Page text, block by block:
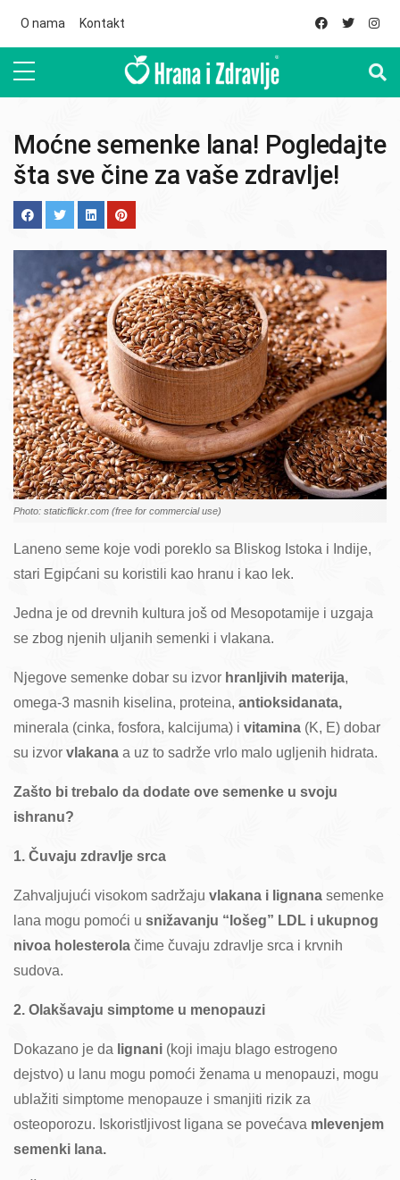
O nama Kontakt
Moćne semenke lana! Pogledajte
šta sve čine za vaše zdravlje!
Photo: staticflickr.com (free for commercial use)
Laneno seme koje vodi poreklo sa Bliskog Istoka i Indije,
stari Egipćani su koristili kao hranu i kao lek.
Jedna je od drevnih kultura još od Mesopotamije i uzgaja
se zbog njenih uljanih semenki i vlakana.
Njegove semenke dobar su izvor hranljivih materija,
omega-3 masnih kiselina, proteina, antioksidanata,
minerala (cinka, fosfora, kalcijuma) i vitamina (K, E) dobar
su izvor vlakana a uz to sadrže vrlo malo ugljenih hidrata.
Zašto bi trebalo da dodate ove semenke u svoju
ishranu?
1. Čuvaju zdravlje srca
Zahvaljujući visokom sadržaju vlakana i lignana semenke
lana mogu pomoći u snižavanju “lošeg” LDL i ukupnog
nivoa holesterola čime čuvaju zdravlje srca i krvnih
sudova.
2. Olakšavaju simptome u menopauzi
Dokazano je da lignani (koji imaju blago estrogeno
dejstvo) u lanu mogu pomoći ženama u menopauzi, mogu
ublažiti simptome menopauze i smanjiti rizik za
osteoporozu. Iskoristljivost ligana se povećava mlevenjem
semenki lana.